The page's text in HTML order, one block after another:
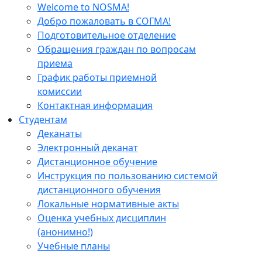
Welcome to NOSMA!
Добро пожаловать в СОГМА!
Подготовительное отделение
Обращения граждан по вопросам
приема
График работы приемной
комиссии
Контактная информация
Студентам
Деканаты
Электронный деканат
Дистанционное обучение
Инструкция по пользованию системой
дистанционного обучения
Локальные нормативные акты
Оценка учебных дисциплин
(анонимно!)
Учебные планы